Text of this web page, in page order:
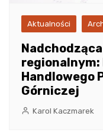
Aktualności
regionalnym:
Handlowego
Górniczej
Karol Kaczmarek